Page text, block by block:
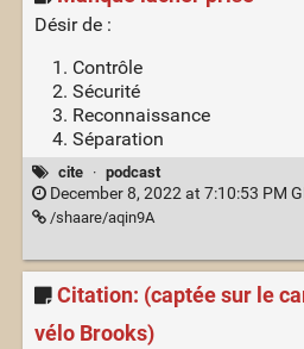
Désir de :
Contrôle
Sécurité
Reconnaissance
Séparation
cite · podcast
December 8, 2022 at 7:10:53 PM
/shaare/aqin9A
Citation: (captée sur le
vélo Brooks)